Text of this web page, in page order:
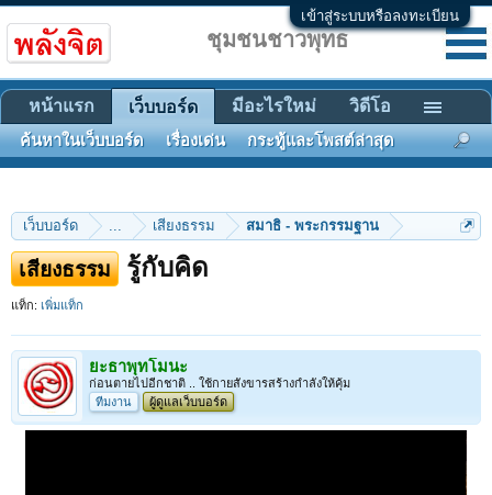
เข้าสู่ระบบหรือลงทะเบียน
เว็บบอร์ด ... เสียงธรรม สมาธิ - พระกรรมฐาน
เสียงธรรม รู้กับคิด
แท็ก: เพิ่มแท็ก
ยะธาพุทโมนะ
ก่อนตายไปอีกชาติ .. ใช้กายสังขารสร้างกำลังให้คุ้ม
ทีมงาน
ผู้ดูแลเว็บบอร์ด
ชุมชนชาวพุทธ
หน้าแรก เว็บบอร์ด
ค้นหาในเว็บบอร์ด เรื่องเด่น กระทู้และโพสต์ล่าสุด
มีอะไรใหม่ วิดีโอ